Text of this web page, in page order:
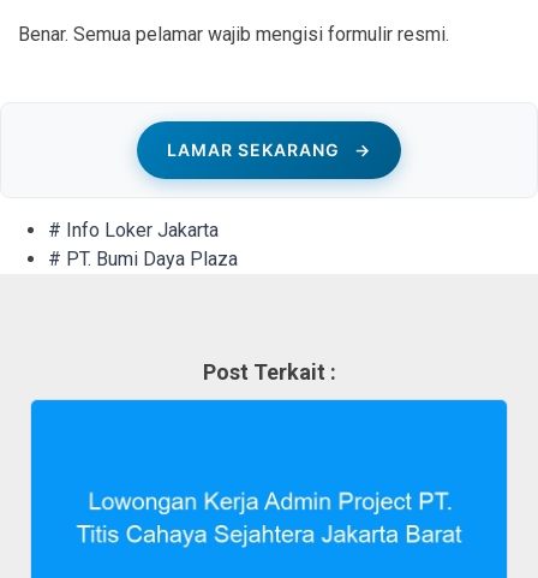
Benar. Semua pelamar wajib mengisi formulir resmi.
LAMAR SEKARANG →
# Info Loker Jakarta
# PT. Bumi Daya Plaza
Post Terkait :